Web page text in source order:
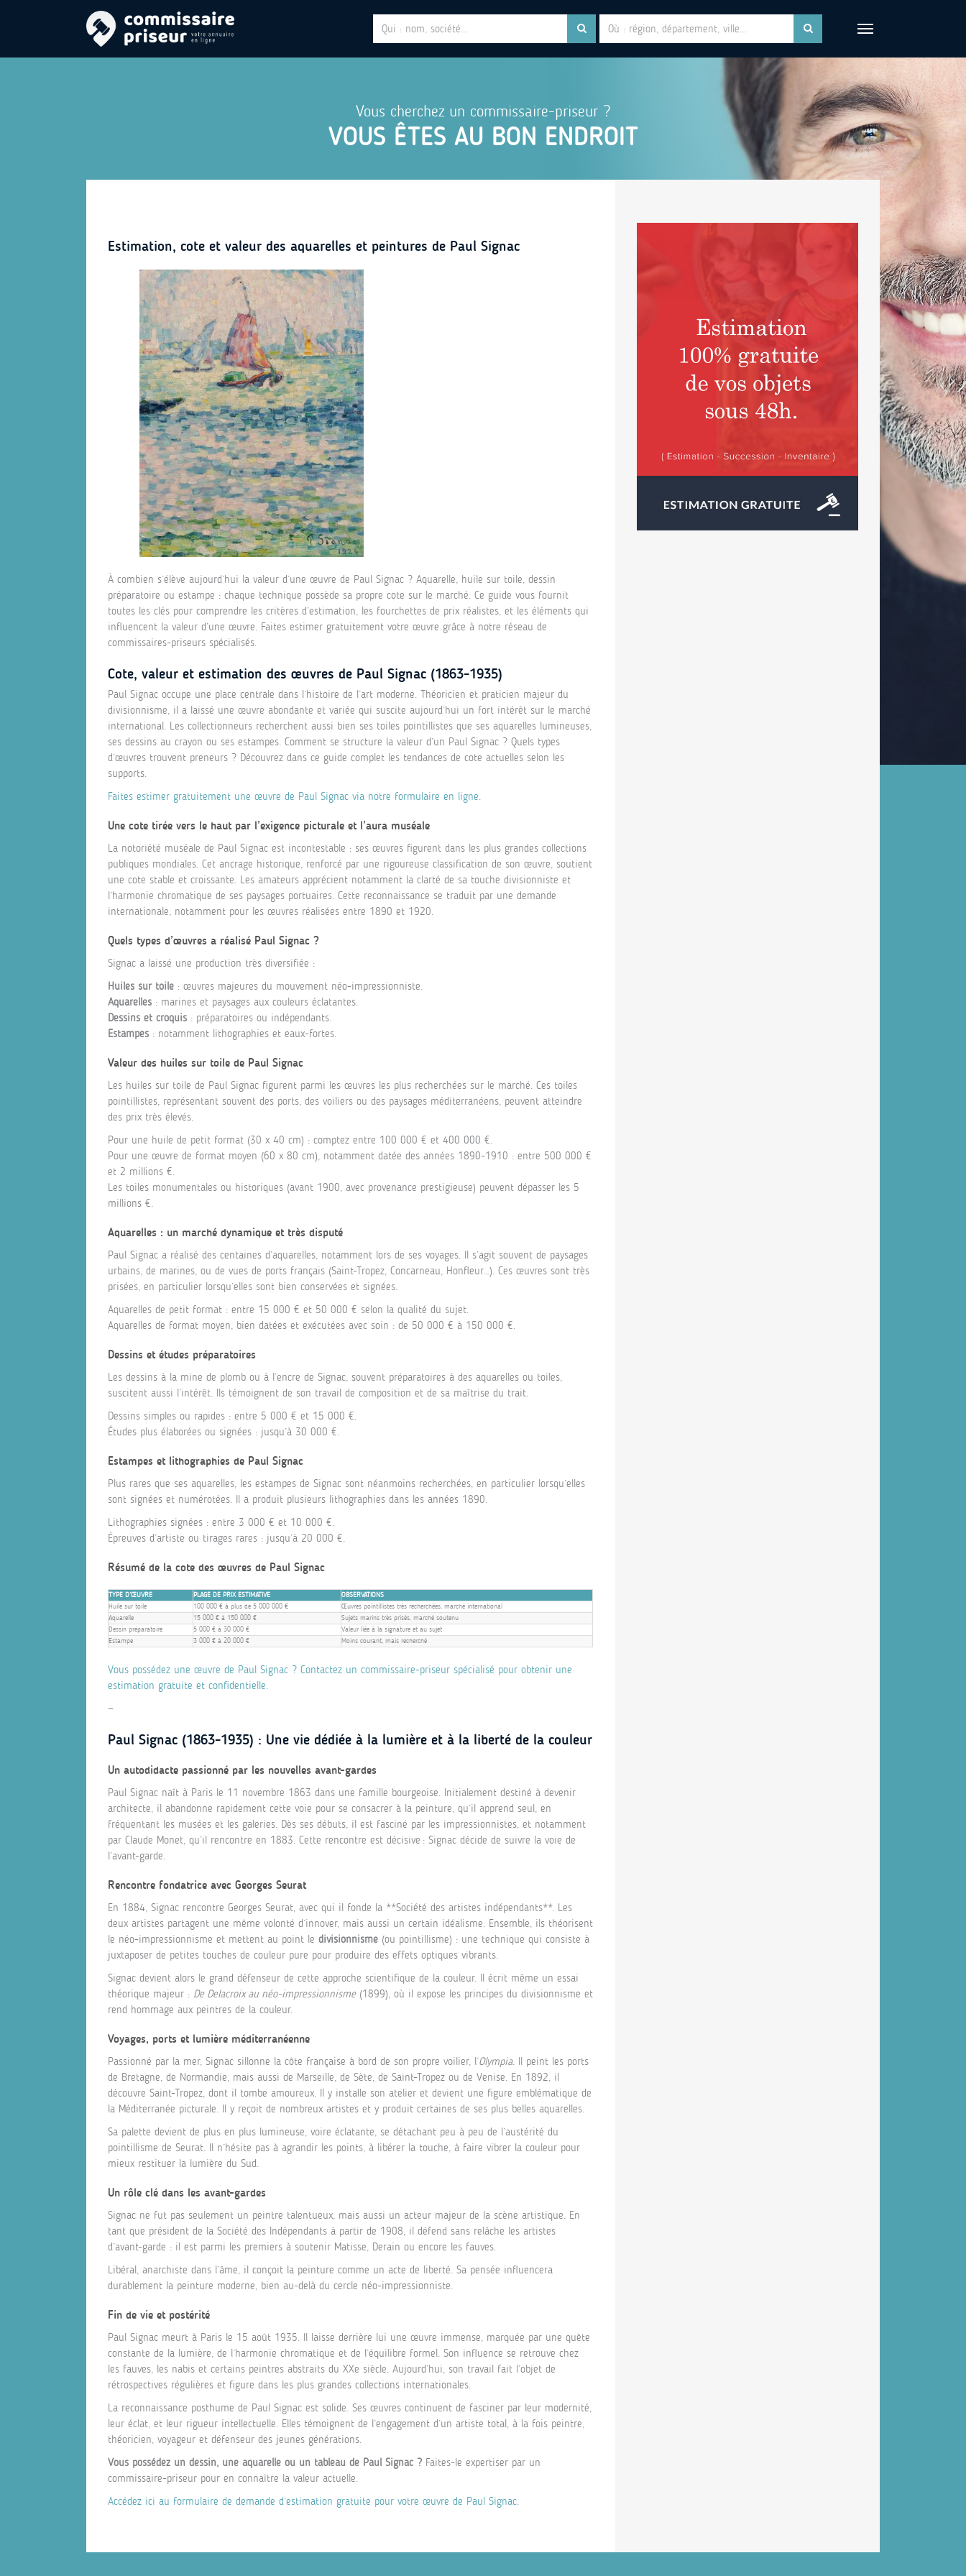
Vous cherchez un commissaire-priseur ?
VOUS ÊTES AU BON ENDROIT
Estimation, cote et valeur des aquarelles et peintures de Paul Signac
À combien s’élève aujourd’hui la valeur d’une œuvre de Paul Signac ? Aquarelle, huile sur toile, dessin
préparatoire ou estampe : chaque technique possède sa propre cote sur le marché. Ce guide vous fournit
toutes les clés pour comprendre les critères d’estimation, les fourchettes de prix réalistes, et les éléments qui
influencent la valeur d’une œuvre. Faites estimer gratuitement votre œuvre grâce à notre réseau de
commissaires-priseurs spécialisés.
Cote, valeur et estimation des œuvres de Paul Signac (1863-1935)
Paul Signac occupe une place centrale dans l’histoire de l’art moderne. Théoricien et praticien majeur du
divisionnisme, il a laissé une œuvre abondante et variée qui suscite aujourd’hui un fort intérêt sur le marché
international. Les collectionneurs recherchent aussi bien ses toiles pointillistes que ses aquarelles lumineuses,
ses dessins au crayon ou ses estampes. Comment se structure la valeur d’un Paul Signac ? Quels types
d’œuvres trouvent preneurs ? Découvrez dans ce guide complet les tendances de cote actuelles selon les
supports.
Faites estimer gratuitement une œuvre de Paul Signac via notre formulaire en ligne.
Une cote tirée vers le haut par l’exigence picturale et l’aura muséale
La notoriété muséale de Paul Signac est incontestable : ses œuvres figurent dans les plus grandes collections
publiques mondiales. Cet ancrage historique, renforcé par une rigoureuse classification de son œuvre, soutient
une cote stable et croissante. Les amateurs apprécient notamment la clarté de sa touche divisionniste et
l’harmonie chromatique de ses paysages portuaires. Cette reconnaissance se traduit par une demande
internationale, notamment pour les œuvres réalisées entre 1890 et 1920.
Quels types d’œuvres a réalisé Paul Signac ?
Signac a laissé une production très diversifiée :
Huiles sur toile : œuvres majeures du mouvement néo-impressionniste.
Aquarelles : marines et paysages aux couleurs éclatantes.
Dessins et croquis : préparatoires ou indépendants.
Estampes : notamment lithographies et eaux-fortes.
Valeur des huiles sur toile de Paul Signac
Les huiles sur toile de Paul Signac figurent parmi les œuvres les plus recherchées sur le marché. Ces toiles
pointillistes, représentant souvent des ports, des voiliers ou des paysages méditerranéens, peuvent atteindre
des prix très élevés.
Pour une huile de petit format (30 x 40 cm) : comptez entre 100 000 € et 400 000 €.
Pour une œuvre de format moyen (60 x 80 cm), notamment datée des années 1890-1910 : entre 500 000 €
et 2 millions €.
Les toiles monumentales ou historiques (avant 1900, avec provenance prestigieuse) peuvent dépasser les 5
millions €.
Aquarelles : un marché dynamique et très disputé
Paul Signac a réalisé des centaines d’aquarelles, notamment lors de ses voyages. Il s’agit souvent de paysages
urbains, de marines, ou de vues de ports français (Saint-Tropez, Concarneau, Honfleur…). Ces œuvres sont très
prisées, en particulier lorsqu’elles sont bien conservées et signées.
Aquarelles de petit format : entre 15 000 € et 50 000 € selon la qualité du sujet.
Aquarelles de format moyen, bien datées et exécutées avec soin : de 50 000 € à 150 000 €.
Dessins et études préparatoires
Les dessins à la mine de plomb ou à l’encre de Signac, souvent préparatoires à des aquarelles ou toiles,
suscitent aussi l’intérêt. Ils témoignent de son travail de composition et de sa maîtrise du trait.
Dessins simples ou rapides : entre 5 000 € et 15 000 €.
Études plus élaborées ou signées : jusqu’à 30 000 €.
Estampes et lithographies de Paul Signac
Plus rares que ses aquarelles, les estampes de Signac sont néanmoins recherchées, en particulier lorsqu’elles
sont signées et numérotées. Il a produit plusieurs lithographies dans les années 1890.
Lithographies signées : entre 3 000 € et 10 000 €.
Épreuves d’artiste ou tirages rares : jusqu’à 20 000 €.
Résumé de la cote des œuvres de Paul Signac
TYPE D’ŒUVRE PLAGE DE PRIX ESTIMATIVE
OBSERVATIONS
Huile sur toile
100 000 € à plus de 5 000 000 €
Œuvres pointillistes très recherchées, marché international
Aquarelle
15 000 € à 150 000 €
Sujets marins très prisés, marché soutenu
Dessin préparatoire
5 000 € à 30 000 €
Valeur liée à la signature et au sujet
Estampe
3 000 € à 20 000 € Moins courant, mais recherché
Vous possédez une œuvre de Paul Signac ? Contactez un commissaire-priseur spécialisé pour obtenir une
estimation gratuite et confidentielle.
—
Paul Signac (1863-1935) : Une vie dédiée à la lumière et à la liberté de la couleur
Un autodidacte passionné par les nouvelles avant-gardes
Paul Signac naît à Paris le 11 novembre 1863 dans une famille bourgeoise. Initialement destiné à devenir
architecte, il abandonne rapidement cette voie pour se consacrer à la peinture, qu’il apprend seul, en
fréquentant les musées et les galeries. Dès ses débuts, il est fasciné par les impressionnistes, et notamment
par Claude Monet, qu’il rencontre en 1883. Cette rencontre est décisive : Signac décide de suivre la voie de
l’avant-garde.
Rencontre fondatrice avec Georges Seurat
En 1884, Signac rencontre Georges Seurat, avec qui il fonde la **Société des artistes indépendants**. Les
deux artistes partagent une même volonté d’innover, mais aussi un certain idéalisme. Ensemble, ils théorisent
le néo-impressionnisme et mettent au point le divisionnisme (ou pointillisme) : une technique qui consiste à
juxtaposer de petites touches de couleur pure pour produire des effets optiques vibrants.
Signac devient alors le grand défenseur de cette approche scientifique de la couleur. Il écrit même un essai
théorique majeur : De Delacroix au néo-impressionnisme(1899), où il expose les principes du divisionnisme et
rend hommage aux peintres de la couleur.
Voyages, ports et lumière méditerranéenne
Passionné par la mer, Signac sillonne la côte française à bord de son propre voilier, l’Olympia. Il peint les ports
de Bretagne, de Normandie, mais aussi de Marseille, de Sète, de Saint-Tropez ou de Venise. En 1892, il
découvre Saint-Tropez, dont il tombe amoureux. Il y installe son atelier et devient une figure emblématique de
la Méditerranée picturale. Il y reçoit de nombreux artistes et y produit certaines de ses plus belles aquarelles.
Sa palette devient de plus en plus lumineuse, voire éclatante, se détachant peu à peu de l’austérité du
pointillisme de Seurat. Il n’hésite pas à agrandir les points, à libérer la touche, à faire vibrer la couleur pour
mieux restituer la lumière du Sud.
Un rôle clé dans les avant-gardes
Signac ne fut pas seulement un peintre talentueux, mais aussi un acteur majeur de la scène artistique. En
tant que président de la Société des Indépendants à partir de 1908, il défend sans relâche les artistes
d’avant-garde : il est parmi les premiers à soutenir Matisse, Derain ou encore les fauves.
Libéral, anarchiste dans l’âme, il conçoit la peinture comme un acte de liberté. Sa pensée influencera
durablement la peinture moderne, bien au-delà du cercle néo-impressionniste.
Fin de vie et postérité
Paul Signac meurt à Paris le 15 août 1935. Il laisse derrière lui une œuvre immense, marquée par une quête
constante de la lumière, de l’harmonie chromatique et de l’équilibre formel. Son influence se retrouve chez
les fauves, les nabis et certains peintres abstraits du XXe siècle. Aujourd’hui, son travail fait l’objet de
rétrospectives régulières et figure dans les plus grandes collections internationales.
La reconnaissance posthume de Paul Signac est solide. Ses œuvres continuent de fasciner par leur modernité,
leur éclat, et leur rigueur intellectuelle. Elles témoignent de l’engagement d’un artiste total, à la fois peintre,
théoricien, voyageur et défenseur des jeunes générations.
Vous possédez un dessin, une aquarelle ou un tableau de Paul Signac ? Faites-le expertiser par un
commissaire-priseur pour en connaître la valeur actuelle.
Accédez ici au formulaire de demande d’estimation gratuite pour votre œuvre de Paul Signac.